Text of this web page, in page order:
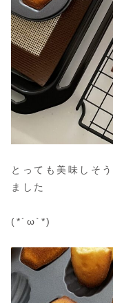
とっても美味しそ
ました
(*´ω`*)